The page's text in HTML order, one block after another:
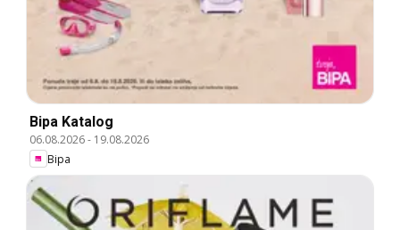
Bipa Katalog
06.08.2026- 19.08.2026
Bipa